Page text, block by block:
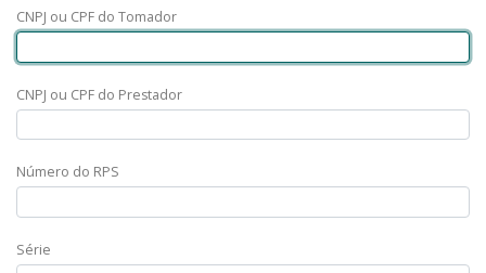
CNPJ ou CPF do Tomador
CNPJ ou CPF do Prestador
Número do RPS
Série